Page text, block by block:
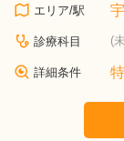
エリア/駅
診療科目 (
詳細条件